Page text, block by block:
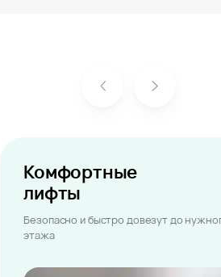
Комфортные
лифты
Безопасно и быстро довезут до
этажа